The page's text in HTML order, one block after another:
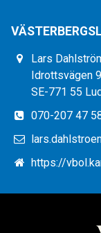
Lars
Idrottsvägen 9
SE-771 55
070-207 47
https://